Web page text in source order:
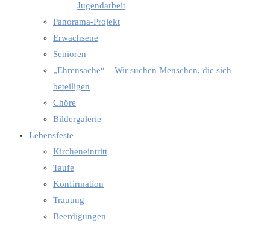
Jugendarbeit
Panorama-Projekt
Erwachsene
Senioren
„Ehrensache“ – Wir suchen Menschen, die sich
beteiligen
Chöre
Bildergalerie
Lebensfeste
Kircheneintritt
Taufe
Konfirmation
Trauung
Beerdigungen